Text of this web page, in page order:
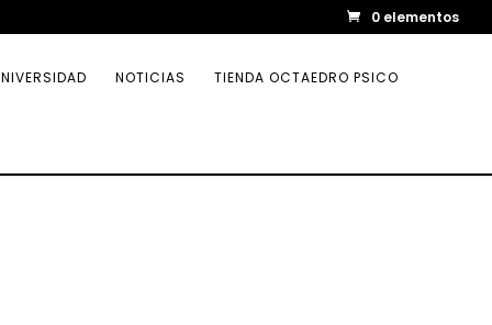
0 elementos
NOTICIAS TIENDA OCTAEDRO PSICO